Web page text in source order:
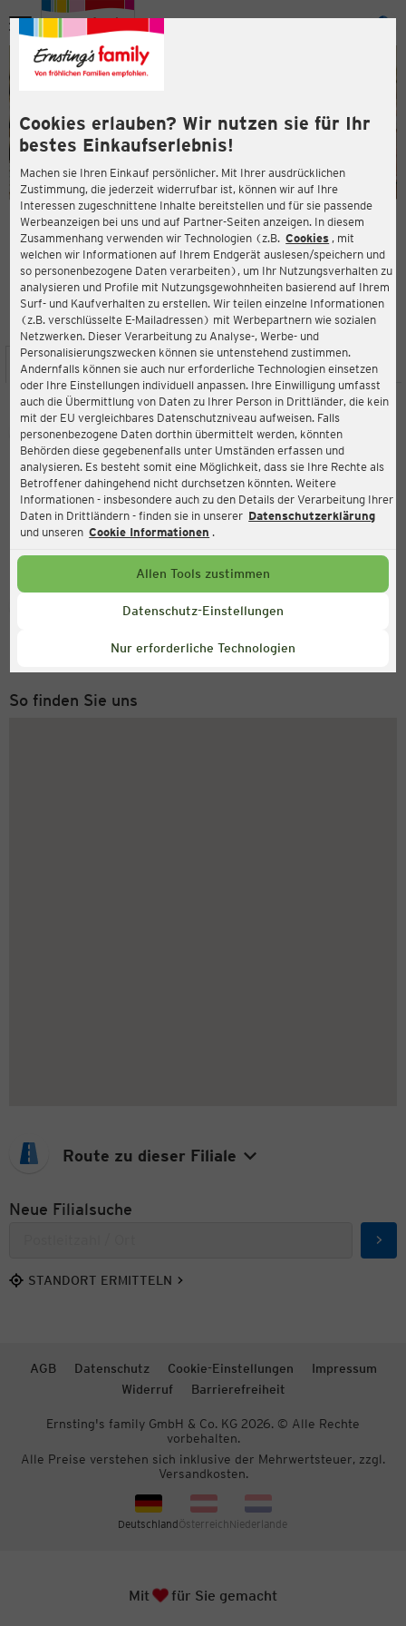
Cookies erlauben? Wir nutzen sie für Ihr
bestes Einkaufserlebnis!
Machen sie Ihren Einkauf persönlicher. Mit Ihrer ausdrücklichen
Zustimmung, die jederzeit widerrufbar ist, können wir auf Ihre
Interessen zugeschnittene Inhalte bereitstellen und für sie passende
Werbeanzeigen bei uns und auf Partner-Seiten anzeigen. In diesem
Zusammenhang verwenden wir Technologien (z.B. Cookies , mit
welchen wir Informationen auf Ihrem Endgerät auslesen/speichern und
so personenbezogene Daten verarbeiten), um Ihr Nutzungsverhalten zu
analysieren und Profile mit Nutzungsgewohnheiten basierend auf Ihrem
Surf- und Kaufverhalten zu erstellen. Wir teilen einzelne Informationen
(z.B. verschlüsselte E-Mailadressen) mit Werbepartnern wie sozialen
Netzwerken. Dieser Verarbeitung zu Analyse-, Werbe- und
Personalisierungszwecken können sie untenstehend zustimmen.
Andernfalls können sie auch nur erforderliche Technologien einsetzen
oder Ihre Einstellungen individuell anpassen. Ihre Einwilligung umfasst
auch die Übermittlung von Daten zu Ihrer Person in Drittländer, die kein
mit der EU vergleichbares Datenschutzniveau aufweisen. Falls
personenbezogene Daten dorthin übermittelt werden, könnten
Behörden diese gegebenenfalls unter Umständen erfassen und
analysieren. Es besteht somit eine Möglichkeit, dass sie Ihre Rechte als
Betroffener dahingehend nicht durchsetzen könnten. Weitere
Informationen - insbesondere auch zu den Details der Verarbeitung Ihrer
Daten in Drittländern - finden sie in unserer Datenschutzerklärung
und unseren Cookie Informationen .
Allen Tools zustimmen
Datenschutz-Einstellungen
Nur erforderliche Technologien
Menü
ERNSTING'S FAMILY FILIALE
Schweizer Straße 26
60594 Frankfurt
4,0
Bewertung:
STANDORT SERVICES SORTIMENT AKTIONEN
Ernsting's family
Schweizer Straße 26, 60594 Frankfurt
Service Hotline
Montag bis Freitag 8-18 Uhr
So finden Sie uns
Route zu dieser Filiale
Neue Filialsuche
STANDORT ERMITTELN
AGB Datenschutz Cookie-Einstellungen
Impressum
Widerruf
Barrierefreiheit
Ernsting's family GmbH & Co. KG 2026. © Alle Rechte
vorbehalten.
Alle Preise verstehen sich inklusive der Mehrwertsteuer, zzgl.
Versandkosten.
DeutschlandÖsterreichNiederlande
MitHerzfür Sie gemacht